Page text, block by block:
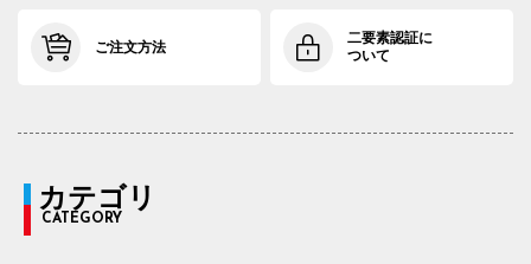
ご注文方法
二要素認証に
ついて
カテゴリ
CATEGORY